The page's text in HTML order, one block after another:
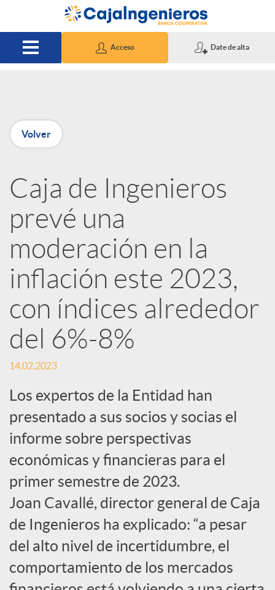
Saltar al contenido principal
Acceso Date de alta
P
u
b
l
i
c
a
d
o
r
d
e
Volver
Caja de Ingenieros
prevé una
moderación en la
inflación este 2023,
con índices alrededor
del 6%-8%
14.02.2023
Los expertos de la Entidad han
presentado a sus socios y socias el
informe sobre perspectivas
económicas y financieras para el
primer semestre de 2023.
Joan Cavallé, director general de Caja
de Ingenieros ha explicado: “a pesar
del alto nivel de incertidumbre, el
comportamiento de los mercados